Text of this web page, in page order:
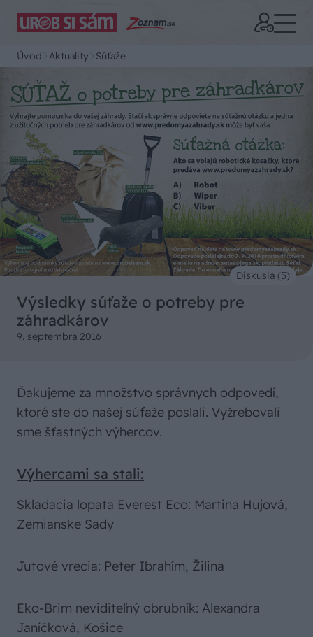
Úvod Aktuality Súťaže
Výsledky súťaže o potreby pre
záhradkárov
9. septembra 2016
Diskusia (5)
Ďakujeme za množstvo správnych odpovedí,
ktoré ste do našej súťaže poslali. Vyžrebovali
sme šťastných výhercov.
Výhercami sa stali:
Skladacia lopata Everest Eco: Martina Hujová,
Zemianske Sady
Jutové vrecia: Peter Ibrahím, Žilina
Eko-Brim neviditeľný obrubník: Alexandra
Janíčková, Košice